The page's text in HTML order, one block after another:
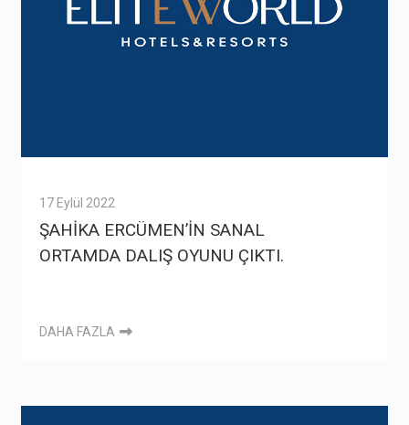
17 Eylül 2022
ŞAHİKA ERCÜMEN’İN SANAL
ORTAMDA DALIŞ OYUNU ÇIKTI.
DAHA FAZLA